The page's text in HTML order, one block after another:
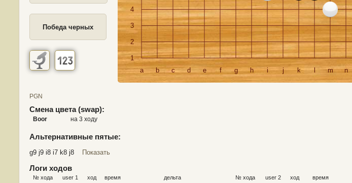
Победа черных
4
3
2
1
a
b c d e f g h i j k l m n
PGN
Смена цвета (swap):
Boor на 3 ходу
Альтернативные пятые:
g9 j9 i8 i7 k8 j8 Показать
Логи ходов
№ хода user 1 ход время дельта № хода user 2 ход время